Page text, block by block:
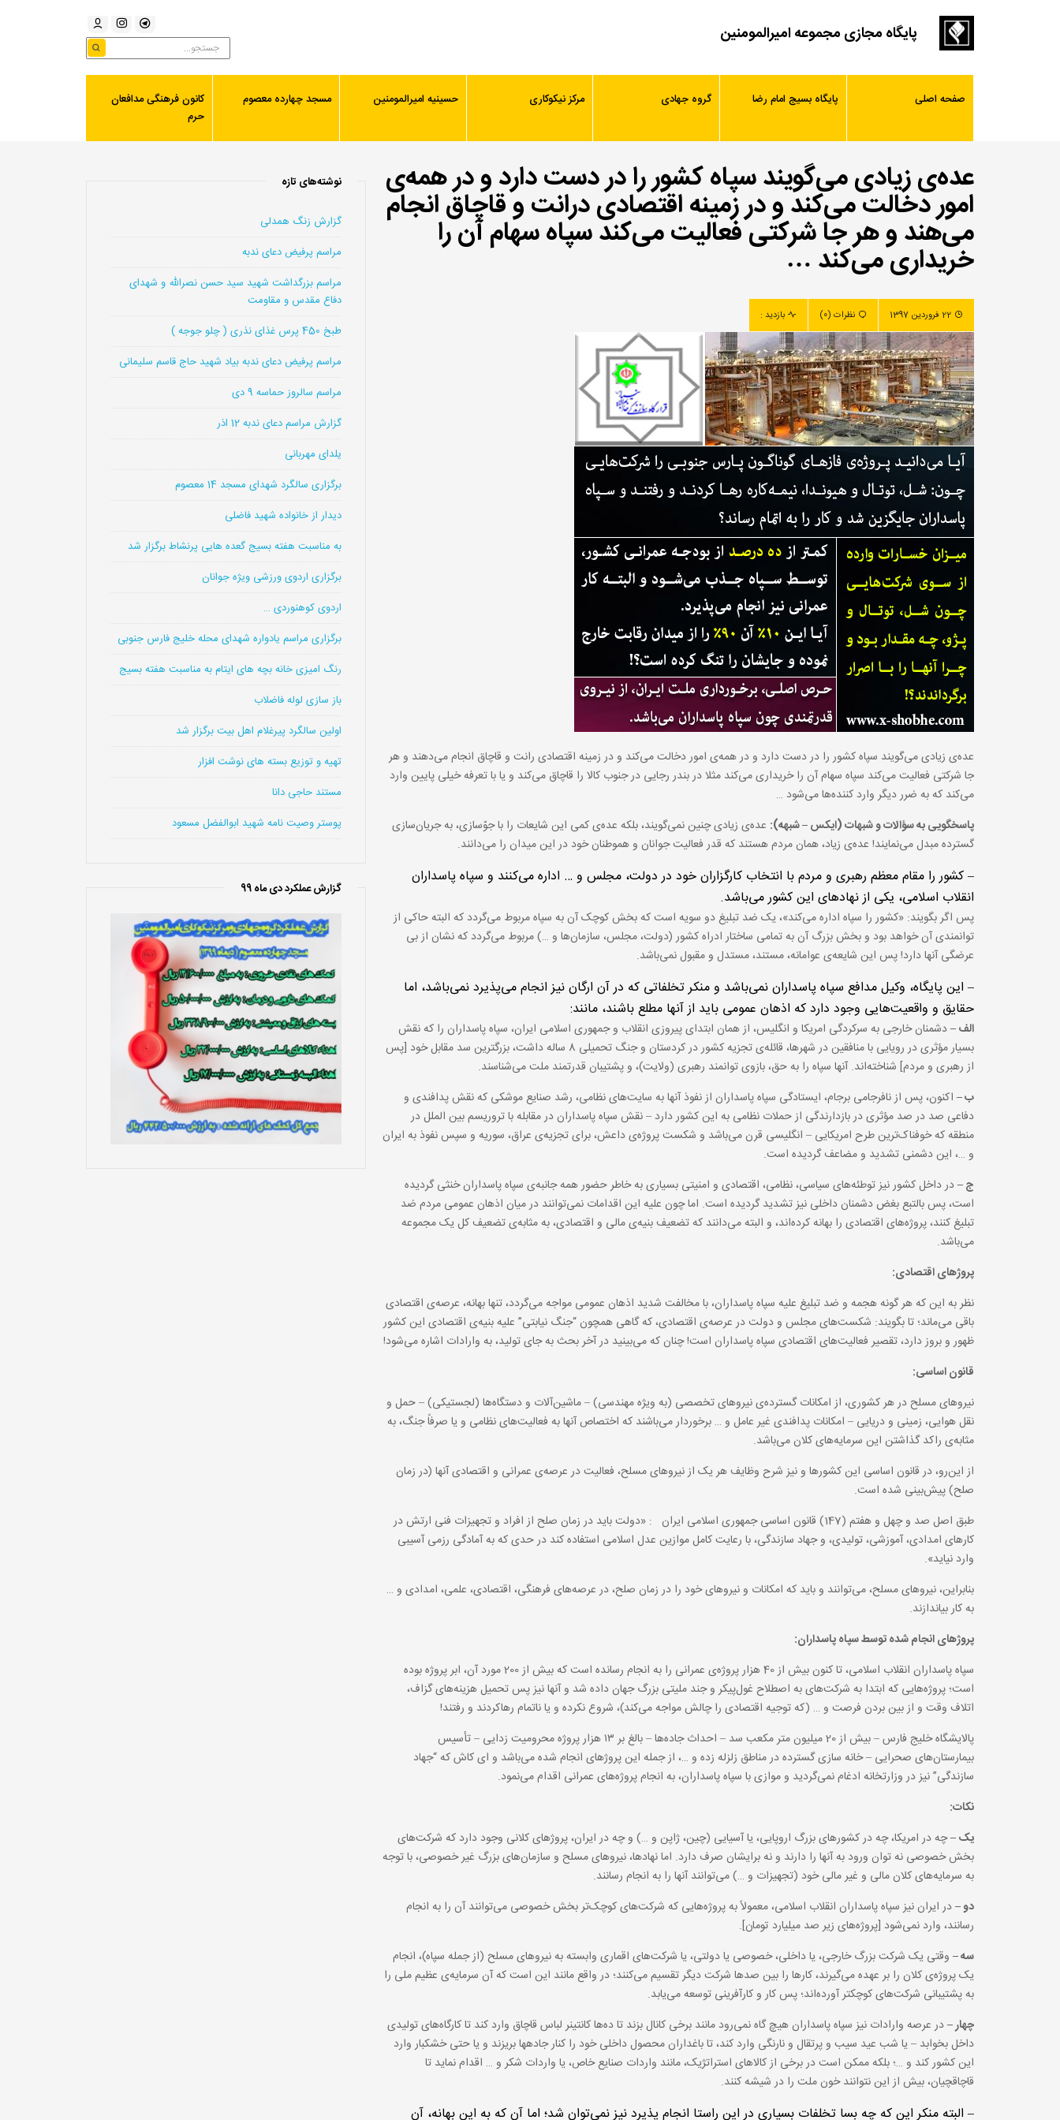
پایگاه مجازی مجموعه امیرالمومنین
صفحه اصلی پایگاه بسیج امام رضا گروه جهادی مرکز نیکوکاری حسینیه امیرالمومنین مسجد چهارده معصوم
کانون فرهنگی مدافعان
حرم
عده‌ی زیادی می‌گویند سپاه کشور را در دست دارد و در همه‌ی
امور دخالت می‌کند و در زمینه اقتصادی درانت و قاچاق انجام
می‌هند و هر جا شرکتی فعالیت می‌کند سپاه سهام آن را
خریداری می‌کند …
22 فروردین 1397 نظرات (0) بازدید :
عده‌ی زیادی می‌گویند سپاه کشور را در دست دارد و در همه‌ی امور دخالت می‌کند و در زمینه اقتصادی رانت و قاچاق انجام می‌دهند و هر
جا شرکتی فعالیت می‌کند سپاه سهام آن را خریداری می‌کند مثلا در بندر رجایی در جنوب کالا را قاچاق می‌کند و یا با تعرفه خیلی پایین وارد
می‌کند که به ضرر دیگر وارد کننده‌ها می‌شود …
پاسخگویی به سؤالات و شبهات (ایکس – شبهه): عده‌ی زیادی چنین نمی‌گویند، بلکه عده‌ی کمی این شایعات را با جوّسازی، به جریان‌سازی
گسترده مبدل می‌نمایند! عده‌ی زیاد، همان مردم هستند که قدر فعالیت جوانان و هموطنان خود در این میدان را می‌دانند.
– کشور را مقام معظم رهبری و مردم با انتخاب کارگزاران خود در دولت، مجلس و … اداره می‌کنند و سپاه پاسداران
انقلاب اسلامی، یکی از نهادهای این کشور می‌باشد.
پس اگر بگویند: «کشور را سپاه اداره می‌کند»، یک ضد تبلیغ دو سویه است که بخش کوچک آن به سپاه مربوط می‌گردد که البته حاکی از
توانمندی آن خواهد بود و بخش بزرگ آن به تمامی ساختار ادراه کشور (دولت، مجلس، سازمان‌ها و …) مربوط می‌گردد که نشان از بی‌
عرضگی آنها دارد! پس این شایعه‌ی عوامانه، مستند، مستدل و مقبول نمی‌باشد.
– این پایگاه، وکیل مدافع سپاه پاسداران نمی‌باشد و منکر تخلفاتی که در آن ارگان نیز انجام می‌پذیرد نمی‌باشد، اما
حقایق و واقعیت‌هایی وجود دارد که اذهان عمومی باید از آنها مطلع باشند، مانند:
الف –دشمنان خارجی به سرکردگی امریکا و انگلیس، از همان ابتدای پیروزی انقلاب و جمهوری اسلامی ایران، سپاه پاسداران را که نقش
بسیار مؤثری در رویایی با منافقین در شهرها، قائله‌ی تجزیه کشور در کردستان و جنگ تحمیلی 8 ساله داشت، بزرگترین سد مقابل خود [پس
از رهبری و مردم] شناخته‌اند. آنها سپاه را به حق، بازوی توانمند رهبری (ولایت)، و پشتیبان قدرتمند ملت می‌شناسند.
ب – اکنون، پس از نافرجامی برجام، ایستادگی سپاه پاسداران از نفوذ آنها به سایت‌های نظامی، رشد صنایع موشکی که نقش پدافندی و
دفاعی صد در صد مؤثری در بازدارندگی از حملات نظامی به این کشور دارد – نقش سپاه پاسداران در مقابله با تروریسم بین الملل در
منطقه که خوفناک‌ترین طرح امریکایی – انگلیسی قرن می‌باشد و شکست پروژه‌ی داعش، برای تجزیه‌ی عراق، سوریه و سپس نفوذ به ایران
و …، این دشمنی تشدید و مضاعف گردیده است.
ج –در داخل کشور نیز توطئه‌های سیاسی، نظامی، اقتصادی و امنیتی بسیاری به خاطر حضور همه جانبه‌ی سپاه پاسداران خنثی گردیده
است، پس بالتبع بغض دشمنان داخلی نیز تشدید گردیده است. اما چون علیه این اقدامات نمی‌توانند در میان اذهان عمومی مردم ضد
تبلیغ کنند، پروژه‌های اقتصادی را بهانه کرده‌اند، و البته می‌دانند که تضعیف بنیه‌ی مالی و اقتصادی، به مثابه‌ی تضعیف کل یک مجموعه
می‌باشد.
پروژهای اقتصادی:
نظر به این که هر گونه هجمه و ضد تبلیغ علیه سپاه پاسداران، با مخالفت شدید اذهان عمومی مواجه می‌گردد، تنها بهانه، عرصه‌ی اقتصادی
باقی می‌ماند؛ تا بگویند: شکست‌های مجلس و دولت در عرصه‌ی اقتصادی، که گاهی همچون “جنگ نیابتی” علیه بنیه‌ی اقتصادی این کشور
ظهور و بروز دارد، تقصیر فعالیت‌های اقتصادی سپاه پاسداران است! چنان که می‌بینید در آخر بحث به جای تولید، به وارادات اشاره می‌شود!
قانون اساسی:
نیروهای مسلح در هر کشوری، از امکانات گسترده‌ی نیروهای تخصصی (به ویژه مهندسی) – ماشین‌آلات و دستگاه‌ها (لجستیکی) – حمل و
نقل هوایی، زمینی و دریایی – امکانات پدافندی غیر عامل و … برخوردار می‌باشند که اختصاص آنها به فعالیت‌های نظامی و یا صرفاً جنگ، به
مثابه‌ی راکد گذاشتن این سرمایه‌های کلان می‌باشد.
از این‌رو، در قانون اساسی این کشورها و نیز شرح وظایف هر یک از نیروهای مسلح، فعالیت در عرصه‌ی عمرانی و اقتصادی آنها (در زمان
صلح) پیش‌بینی شده است.
طبق اصل صد و چهل و هفتم (147) قانون اساسی جمهوری اسلامی ایران : «دولت باید در زمان صلح از افراد و تجهیزات فنی ارتش در
کارهای امدادی، آموزشی، تولیدی، و جهاد سازندگی، با رعایت کامل موازین عدل اسلامی استفاده کند در حدی که به آمادگی رزمی آسیبی
وارد نیاید».
بنابراین، نیروهای مسلح، می‌توانند و باید که امکانات و نیروهای خود را در زمان صلح، در عرصه‌های فرهنگی، اقتصادی، علمی، امدادی و …
به کار بیاندازند.
پروژهای انجام شده توسط سپاه پاسداران:
سپاه پاسداران انقلاب اسلامی، تا کنون بیش از 40 هزار پروژه‌ی عمرانی را به انجام رسانده است که بیش از 200 مورد آن، ابر پروژه بوده
است؛ پروژه‌هایی که ابتدا به شرکت‌های به اصطلاح غول‌پیکر و جند ملیتی بزرگ جهان داده شد و آنها نیز پس تحمیل هزینه‌های گزاف،
اتلاف وقت و از بین بردن فرصت و … (که توجیه اقتصادی را چالش مواجه می‌کند)، شروع نکرده و یا ناتمام رهاکردند و رفتند!
پالایشگاه خلیج فارس – بیش از 20 میلیون متر مکعب سد – احداث جاده‌ها – بالغ بر ۱۳ هزار پروژه محرومیت زدایی – تأسیس
بیمارستان‌های صحرایی – خانه سازی گسترده در مناطق زلزله زده و …، از جمله این پروژهای انجام شده می‌باشد و ای کاش که “جهاد
سازندگی” نیز در وزارتخانه ادغام نمی‌گردید و موازی با سپاه پاسداران، به انجام پروژه‌های عمرانی اقدام می‌نمود.
نکات:
یک –چه در امریکا، چه در کشورهای بزرگ اروپایی، یا آسیایی (چین، ژاپن و …) و چه در ایران، پروژهای کلانی وجود دارد که شرکت‌های
بخش خصوصی نه توان ورود به آنها را دارند و نه برایشان صرف دارد. اما نهادها، نیروهای مسلح و سازمان‌های بزرگ غیر خصوصی، با توجه
به سرمایه‌های کلان مالی و غیر مالی خود (تجهیزات و …) می‌توانند آنها را به انجام رسانند.
دو –در ایران نیز سپاه پاسداران انقلاب اسلامی، معمولاً به پروژه‌هایی که شرکت‌های کوچک‌تر بخش خصوصی می‌توانند آن را به انجام
رسانند، وارد نمی‌شود [پروژه‌های زیر صد میلیارد تومان].
سه – وقتی یک شرکت بزرگ خارجی، یا داخلی، خصوصی یا دولتی، یا شرکت‌های اقماری وابسته به نیروهای مسلح (از جمله سپاه)، انجام
یک پروژه‌ی کلان را بر عهده می‌گیرند، کارها را بین صدها شرکت دیگر تقسیم می‌کنند؛ در واقع مانند این است که آن سرمایه‌ی عظیم ملی را
به پشتیبانی شرکت‌های کوچکتر آورده‌اند؛ پس کار و کارآفرینی توسعه می‌یابد.
چهار –در عرصه وارادات نیز سپاه پاسداران هیچ گاه نمی‌رود مانند برخی کانال بزند تا ده‌ها کانتینر لباس قاچاق وارد کند تا کارگاه‌های تولیدی
داخل بخوابد – یا شب عید سیب و پرتقال و نارنگی وارد کند، تا باغداران محصول داخلی خود را کنار جادهها بریزند و یا حتی خشکبار وارد
این کشور کند و …؛ بلکه ممکن است در برخی از کالاهای استراتژیک، مانند واردات صنایع خاص، یا واردات شکر و … اقدام نماید تا
قاچاقچیان، بیش از این نتوانند خون ملت را در شیشه کنند.
– البته منکر این که چه بسا تخلفات بسیاری در این راستا انجام پذیرد نیز نمی‌توان شد؛ اما آن که به این بهانه، آن
نوشته‌های تازه
گزارش زنگ همدلی
مراسم پرفیض دعای ندبه
مراسم بزرگداشت شهید سید حسن نصرالله و شهدای
دفاع مقدس و مقاومت
طبخ 450 پرس غذای نذری ( چلو جوجه )
مراسم پرفیض دعای ندبه بیاد شهید حاج قاسم سلیمانی
مراسم سالروز حماسه 9 دی
گزارش مراسم دعای ندبه 12 اذر
یلدای مهربانی
برگزاری سالگرد شهدای مسجد 14 معصوم
دیدار از خانواده شهید فاضلی
به مناسبت هفته بسیج گعده هایی پرنشاط برگزار شد
برگزاری اردوی ورزشی ویژه جوانان
اردوی کوهنوردی …
برگزاری مراسم یادواره شهدای محله خلیج فارس جنوبی
رنگ امیزی خانه بچه های ایتام به مناسبت هفته بسیج
باز سازی لوله فاضلاب
اولین سالگرد پیرغلام اهل بیت برگزار شد
تهیه و توزیع بسته های نوشت افزار
مستند حاجی دانا
پوستر وصیت نامه شهید ابوالفضل مسعود
گزارش عملکرد دی ماه 99